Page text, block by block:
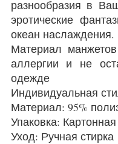
разнообразия в
эротические
океан наслаждения.
Материал
аллергии и не
одежде
Индивидуальная
Материал: 95%
Упаковка:
Уход: Ручная стирка